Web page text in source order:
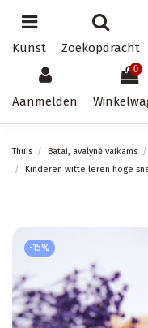
Kunst Zoekopdracht
Aanmelden
0
Thuis Batai, avalynė vaikams
Kinderen witte leren hoge
-15%